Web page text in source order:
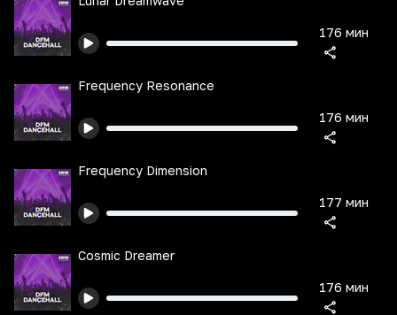
176 мин
Frequency Resonance
176 мин
Frequency Dimension
177 мин
Cosmic Dreamer
176 мин